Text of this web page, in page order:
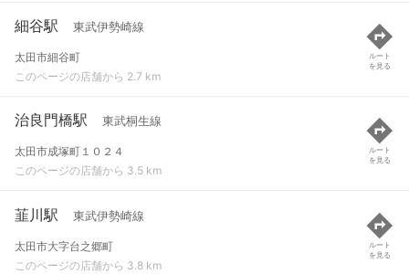
細谷駅 東武伊勢崎線
太田市細谷町
このページの店舗から 2.7 km
ルート
を見る
治良門橋駅 東武桐生線
太田市成塚町１０２４
このページの店舗から 3.5 km
ルート
を見る
韮川駅 東武伊勢崎線
太田市大字台之郷町
このページの店舗から 3.8 km
ルート
を見る